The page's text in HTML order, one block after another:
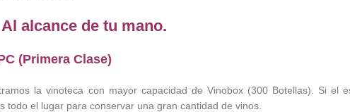
alcance de tu mano.
(Primera Clase)
la vinoteca con mayor capacidad de Vinobox (300 Botellas). Si
todo el lugar para conservar una gran cantidad de vinos.